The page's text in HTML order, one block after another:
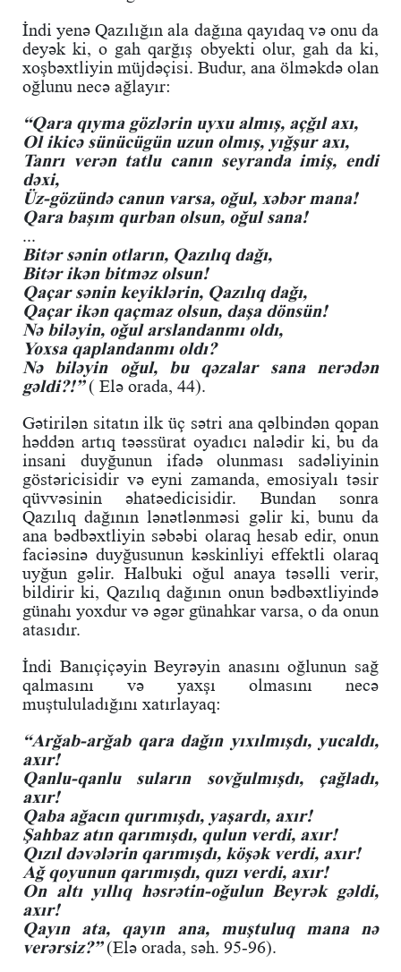
İndi yenə Qazılığın ala dağına qayıdaq və onu da
deyək ki, o gah qarğış obyekti olur, gah da ki,
xoşbəxtliyin müjdəçisi. Budur, ana ölməkdə olan
oğlunu necə ağlayır:
“Qara qıyma gözlərin uyxu almış, açğıl axı,
Ol ikicə sünücügün uzun olmış, yığşur axı,
Tanrı verən tatlu canın seyranda imiş, endi
dəxi,
Üz-gözündə canun varsa, oğul, xəbər mana!
Qara başım qurban olsun, oğul sana!
...
Bitər sənin otların, Qazılıq dağı,
Bitər ikən bitməz olsun!
Qaçar sənin keyiklərin, Qazılıq dağı,
Qaçar ikən qaçmaz olsun, daşa dönsün!
Nə biləyin, oğul arslandanmı oldı,
Yoxsa qaplandanmı oldı?
Nə biləyin oğul, bu qəzalar sana nerədən
gəldi?!”( Elə orada, 44).
Gətirilən sitatın ilk üç sətri ana qəlbindən qopan
həddən artıq təəssürat oyadıcı nalədir ki, bu da
insani duyğunun ifadə olunması sadəliyinin
göstəricisidir və eyni zamanda, emosiyalı təsir
qüvvəsinin əhatəedicisidir. Bundan sonra
Qazılıq dağının lənətlənməsi gəlir ki, bunu da
ana bədbəxtliyin səbəbi olaraq hesab edir, onun
faciəsinə duyğusunun kəskinliyi effektli olaraq
uyğun gəlir. Halbuki oğul anaya təsəlli verir,
bildirir ki, Qazılıq dağının onun bədbəxtliyində
günahı yoxdur və əgər günahkar varsa, o da onun
atasıdır.
İndi Banıçiçəyin Beyrəyin anasını oğlunun sağ
qalmasını və yaxşı olmasını necə
muştululadığını xatırlayaq:
“Arğab-arğab qara dağın yıxılmışdı, yucaldı,
axır!
Qanlu-qanlu suların sovğulmışdı, çağladı,
axır!
Qaba ağacın qurımışdı, yaşardı, axır!
Şahbaz atın qarımışdı, qulun verdi, axır!
Qızıl dəvələrin qarımışdı, köşək verdi, axır!
Ağ qoyunun qarımışdı, quzı verdi, axır!
On altı yıllıq həsrətin-oğulun Beyrək gəldi,
axır!
Qayın ata, qayın ana, muştuluq mana nə
verərsiz?”(Elə orada, səh. 95-96).